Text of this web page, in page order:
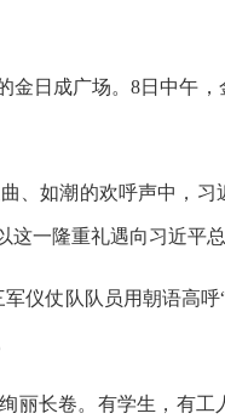
日成广场。8日中午
、如潮的欢呼声中，
一隆重礼遇向习近平总
仪仗队队员用朝语高
丽长卷。有学生，有